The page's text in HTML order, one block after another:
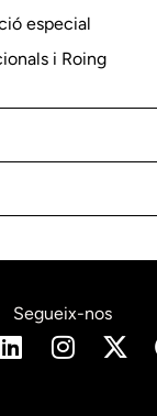
especial
i Roing
Segueix-nos